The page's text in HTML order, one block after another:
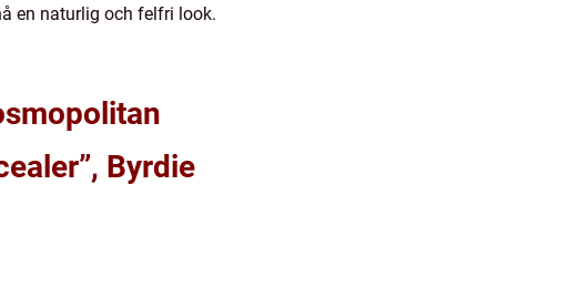
en naturlig och felfri look.
Byrdie